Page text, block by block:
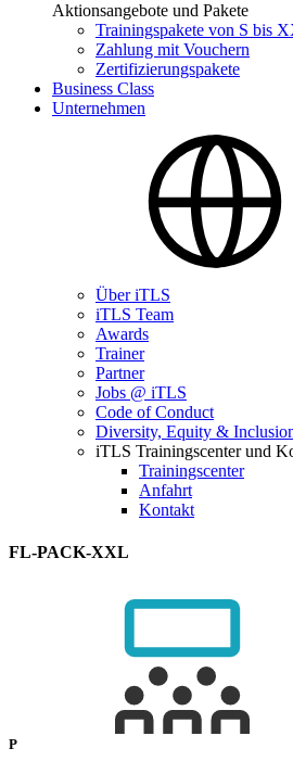
Aktionsangebote und Pakete
Trainingspakete von S bis
Zahlung mit Vouchern
Zertifizierungspakete
Business Class
Unternehmen
Über iTLS
iTLS Team
Awards
Trainer
Partner
Jobs @ iTLS
Code of Conduct
Diversity, Equity &
iTLS Trainingscenter und
Trainingscenter
Anfahrt
Kontakt
FL-PACK-XXL
P